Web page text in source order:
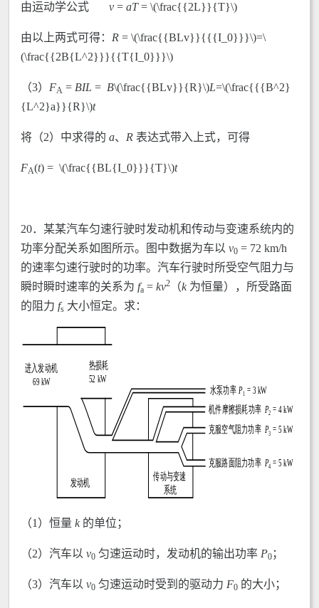
由运动学公式 v = aT= \(\frac{{2L}}{T}\)
由以上两式可得： R = \(\frac{{BLv}}{{{I_0}}}\)=\
(\frac{{2B{L^2}}}{{T{I_0}}}\)
（3） FA = BIL = B\(\frac{{BLv}}{R}\)L=\(\frac{{{B^2}
{L^2}a}}{R}\)t
将（2）中求得的 a、 R 表达式带入上式，可得
FA(t) = \(\frac{{BL{I_0}}}{T}\)t
20．某某汽车匀速行驶时发动机和传动与变速系统内的
功率分配关系如图所示。图中数据为车以 v0 = 72 km/h
的速率匀速行驶时的功率。汽车行驶时所受空气阻力与
瞬时瞬时速率的关系为 fa = kv2 （k为恒量），所受路面
的阻力 fs 大小恒定。求：
（1）恒量 k的单位；
（2）汽车以 v0 匀速运动时，发动机的输出功率 P0 ；
（3）汽车以 v0 匀速运动时受到的驱动力 F0 的大小；